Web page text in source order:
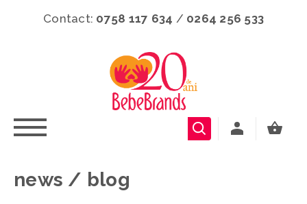
Contact: 0758 117 634 / 0264 256 533
news / blog